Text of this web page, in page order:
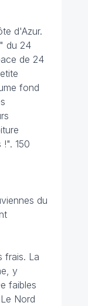
d'Azur.
du 24
de 24
fond
150
du
frais. La
y
faibles
Nord